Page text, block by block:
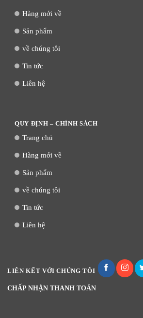
Hàng mới về
Sản phẩm
về chúng tôi
Tin tức
Liên hệ
QUY ĐỊNH – CHÍNH SÁCH
Trang chủ
Hàng mới về
Sản phẩm
về chúng tôi
Tin tức
Liên hệ
LIÊN KẾT VỚI CHÚNG TÔI
CHẤP NHẬN THANH TOÁN